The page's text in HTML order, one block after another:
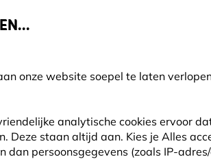
onze website soepel te laten
analytische cookies ervoor
Deze staan altijd aan. Kies je Alles
dan persoonsgegevens (zoals IP-
Zoeken
VOGELHUISJES ANDERE